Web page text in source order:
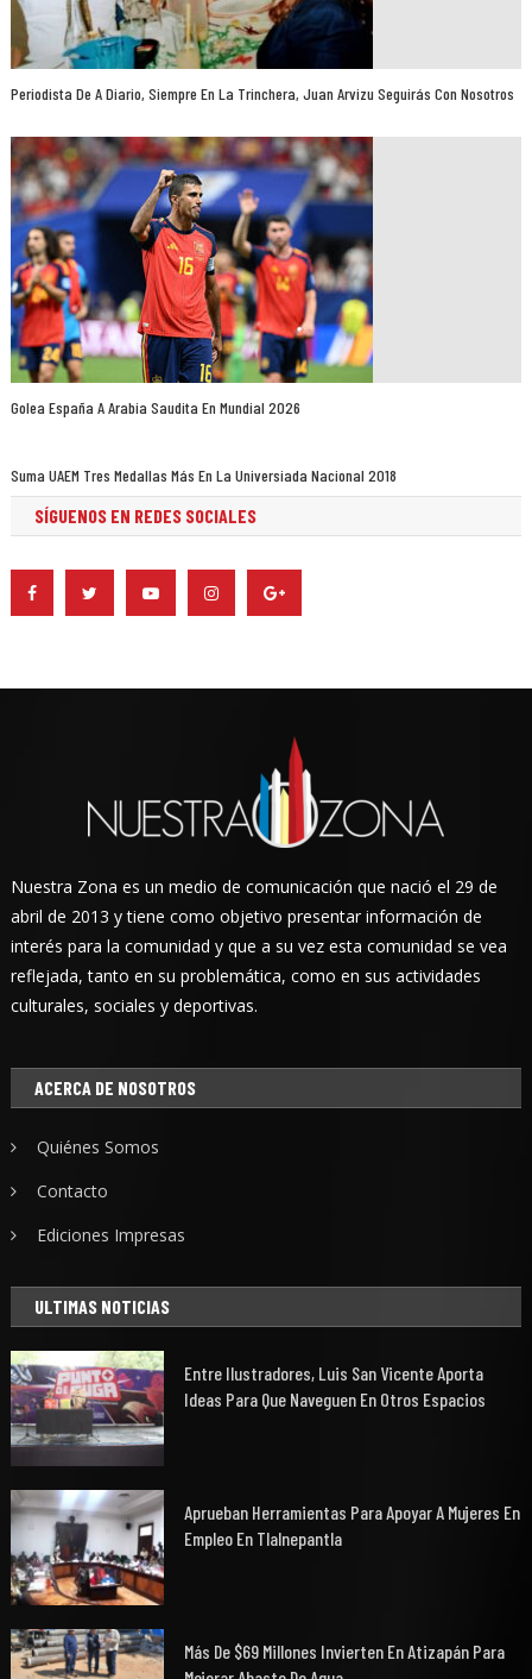
Periodista De A Diario, Siempre En La Trinchera, Juan Arvizu Seguirás Con Nosotros
Golea España A Arabia Saudita En Mundial 2026
Suma UAEM Tres Medallas Más En La Universiada Nacional 2018
SÍGUENOS EN REDES SOCIALES
Nuestra Zona es un medio de comunicación que nació el 29 de
abril de 2013 y tiene como objetivo presentar información de
interés para la comunidad y que a su vez esta comunidad se vea
reflejada, tanto en su problemática, como en sus actividades
culturales, sociales y deportivas.
ACERCA DE NOSOTROS
Quiénes Somos
Contacto
Ediciones Impresas
ULTIMAS NOTICIAS
Entre Ilustradores, Luis San Vicente Aporta
Ideas Para Que Naveguen En Otros Espacios
Aprueban Herramientas Para Apoyar A Mujeres En
Empleo En Tlalnepantla
Más De $69 Millones Invierten En Atizapán Para